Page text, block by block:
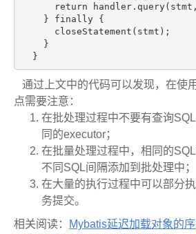
return
    }
finally {
  }
通过上文中的代码可以发现，在使
点需要注意：
在批处理过程中不要有查询
同的executor；
在批量处理过程中，相同的
不同SQL间隔添加到批处理中；
在大量的执行过程中可以部分
务提交。
相关阅读：
Mybatis延迟加载对象的